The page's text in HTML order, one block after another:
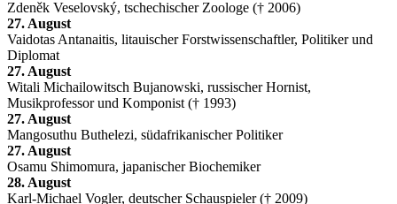
Zdeněk Veselovský, tschechischer Zoologe († 2006)
27. August
Vaidotas Antanaitis, litauischer Forstwissenschaftler, Politiker und
Diplomat
27. August
Witali Michailowitsch Bujanowski, russischer Hornist,
Musikprofessor und Komponist († 1993)
27. August
Mangosuthu Buthelezi, südafrikanischer Politiker
27. August
Osamu Shimomura, japanischer Biochemiker
28. August
Karl-Michael Vogler, deutscher Schauspieler († 2009)